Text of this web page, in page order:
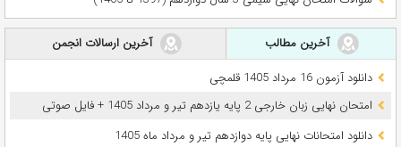
آخرین مطالب
آخرین ارسالات انجمن
دانلود آزمون 16 مرداد 1405 قلمچی
امتحان نهایی زبان خارجی 2 پایه یازدهم تیر و مرداد 1405 + فایل صوتی
دانلود امتحانات نهایی پایه دوازدهم تیر و مرداد ماه 1405